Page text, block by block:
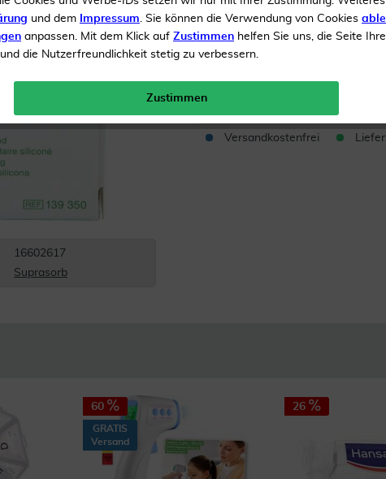
Bei Wunden
16602617
Suprasorb
Inhalt 10 Verband
Versandkostenfrei
60
GRATIS
Versand
26
und dem Impressum. Sie können die Verwendung von Cookies
anpassen. Mit dem Klick auf Zustimmen helfen Sie uns, die Seite
die Nutzerfreundlichkeit stetig zu verbessern.
Zustimmen